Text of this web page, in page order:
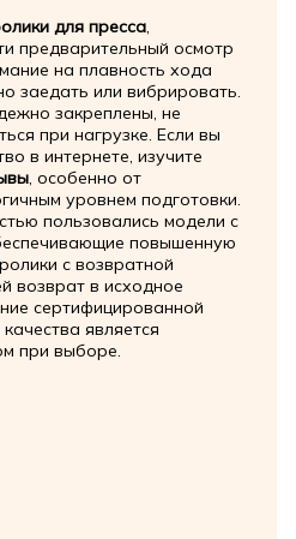
для пресса,
предварительный осмотр
на плавность хода
заедать или вибрировать.
закреплены, не
при нагрузке. Если вы
в интернете, изучите
, особенно от
уровнем подготовки.
пользовались модели с
повышенную
с возвратной
возврат в исходное
сертифицированной
является
при выборе.